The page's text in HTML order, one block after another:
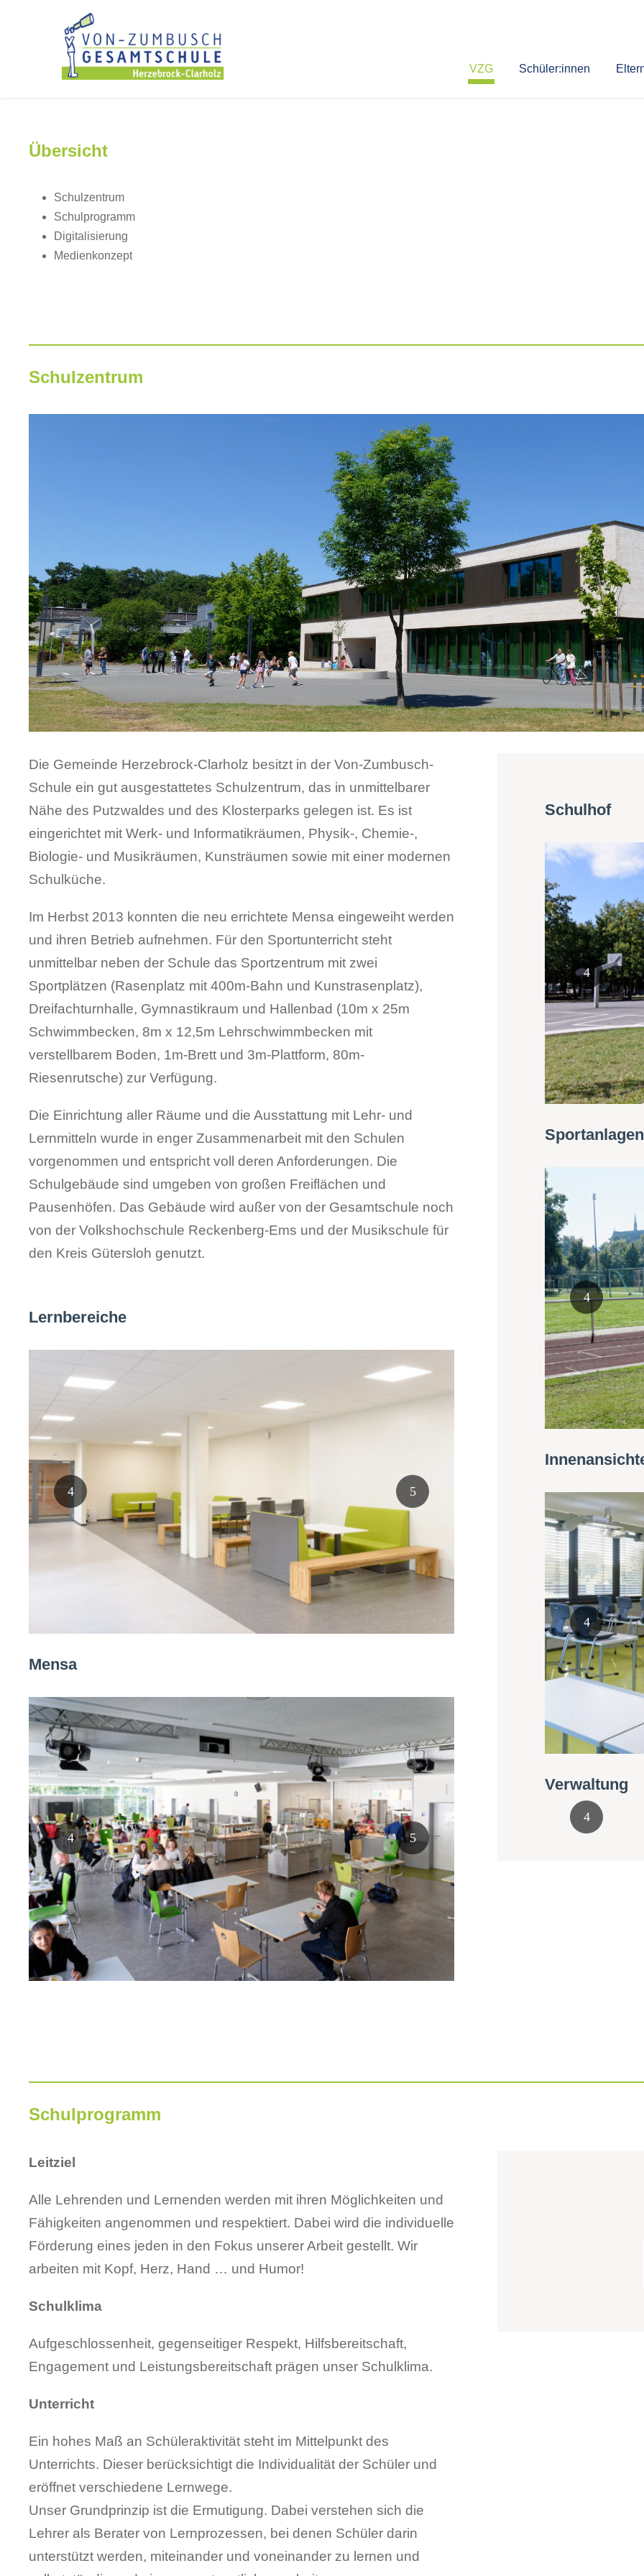
VZG Schüler:innen
Übersicht
Schulzentrum
Schulprogramm
Digitalisierung
Medienkonzept
Schulzentrum
Die Gemeinde Herzebrock-Clarholz besitzt in der Von-Zumbusch-
Schule ein gut ausgestattetes Schulzentrum, das in unmittelbarer
Nähe des Putzwaldes und des Klosterparks gelegen ist. Es ist
eingerichtet mit Werk- und Informatikräumen, Physik-, Chemie-,
Biologie- und Musikräumen, Kunsträumen sowie mit einer modernen
Schulküche.
Im Herbst 2013 konnten die neu errichtete Mensa eingeweiht werden
und ihren Betrieb aufnehmen. Für den Sportunterricht steht
unmittelbar neben der Schule das Sportzentrum mit zwei
Sportplätzen (Rasenplatz mit 400m-Bahn und Kunstrasenplatz),
Dreifachturnhalle, Gymnastikraum und Hallenbad (10m x 25m
Schwimmbecken, 8m x 12,5m Lehrschwimmbecken mit
verstellbarem Boden, 1m-Brett und 3m-Plattform, 80m-
Riesenrutsche) zur Verfügung.
Die Einrichtung aller Räume und die Ausstattung mit Lehr- und
Lernmitteln wurde in enger Zusammenarbeit mit den Schulen
vorgenommen und entspricht voll deren Anforderungen. Die
Schulgebäude sind umgeben von großen Freiflächen und
Pausenhöfen. Das Gebäude wird außer von der Gesamtschule noch
von der Volkshochschule Reckenberg-Ems und der Musikschule für
den Kreis Gütersloh genutzt.
Lernbereiche
Mensa
Schulhof
Sportanlagen
Verwaltung
Schulprogramm
Leitziel
Alle Lehrenden und Lernenden werden mit ihren Möglichkeiten und
Fähigkeiten angenommen und respektiert. Dabei wird die individuelle
Förderung eines jeden in den Fokus unserer Arbeit gestellt. Wir
arbeiten mit Kopf, Herz, Hand … und Humor!
Schulklima
Aufgeschlossenheit, gegenseitiger Respekt, Hilfsbereitschaft,
Engagement und Leistungsbereitschaft prägen unser Schulklima.
Unterricht
Ein hohes Maß an Schüleraktivität steht im Mittelpunkt des
Unterrichts. Dieser berücksichtigt die Individualität der Schüler und
eröffnet verschiedene Lernwege.
Unser Grundprinzip ist die Ermutigung. Dabei verstehen sich die
Lehrer als Berater von Lernprozessen, bei denen Schüler darin
unterstützt werden, miteinander und voneinander zu lernen und